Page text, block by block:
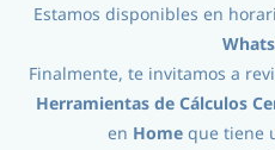
Estamos disponibles en
Finalmente, te invitamos a
Herramientas de Cálculos
en Home que tiene